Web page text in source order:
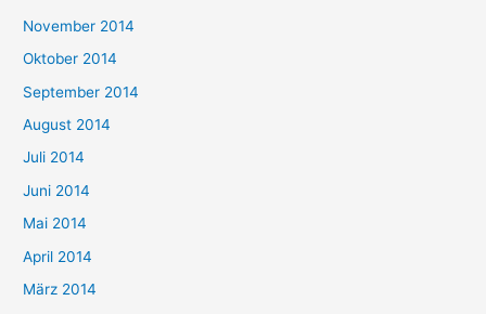
November 2014
Oktober 2014
September 2014
August 2014
Juli 2014
Juni 2014
Mai 2014
April 2014
März 2014